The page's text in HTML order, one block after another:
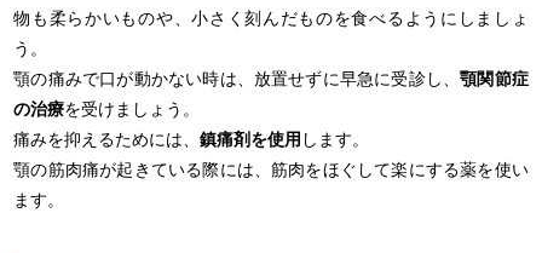
物も柔らかいものや、小さく刻んだものを食べるようにしましょ
う。
顎の痛みで口が動かない時は、放置せずに早急に受診し、顎関節症
の治療を受けましょう。
痛みを抑えるためには、鎮痛剤を使用 します。
顎の筋肉痛が起きている際には、筋肉をほぐして楽にする薬を使い
ます。